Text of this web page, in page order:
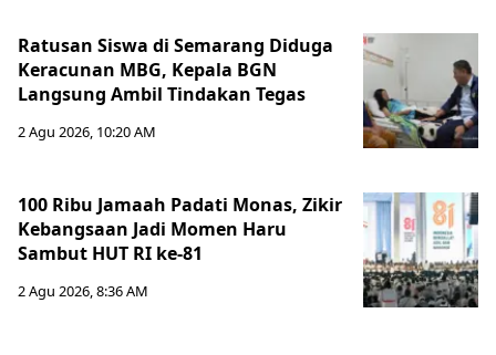
Ratusan Siswa di Semarang Diduga
Keracunan MBG, Kepala BGN
Langsung Ambil Tindakan Tegas
2 Agu 2026, 10:20 AM
100 Ribu Jamaah Padati Monas, Zikir
Kebangsaan Jadi Momen Haru
Sambut HUT RI ke-81
2 Agu 2026, 8:36 AM